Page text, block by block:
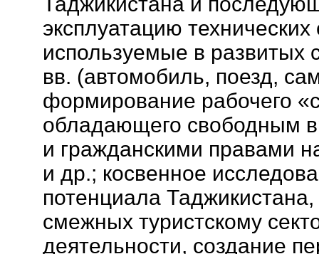
эксплуатацию
используемые в
вв. (автомобиль, поезд,
формирование рабочего
обладающего свободным
и гражданскими правами
и др.; косвенное
потенциала
смежных туристскому
деятельности, создание